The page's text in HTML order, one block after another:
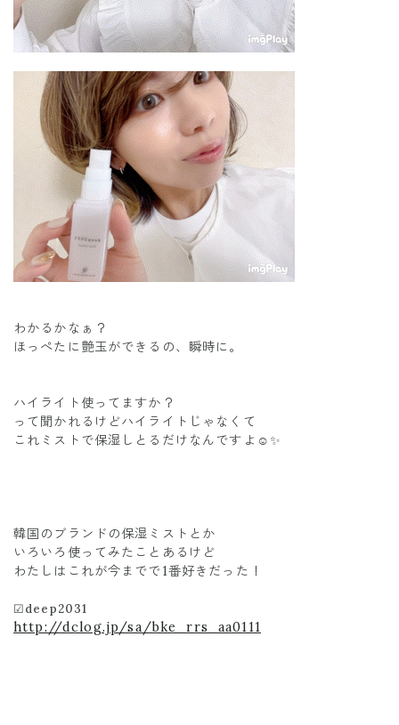
わかるかなぁ？
ほっぺたに艶玉ができるの、瞬時に。
ハイライト使ってますか？
って聞かれるけどハイライトじゃなくて
これミストで保湿しとるだけなんですよ☺️✨
韓国のブランドの保湿ミストとか
いろいろ使ってみたことあるけど
わたしはこれが今までで1番好きだった！
☑︎deep2031
http://dclog.jp/sa/bke_rrs_aa0111